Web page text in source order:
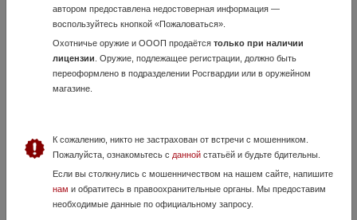
МР-18МН 223Rem
18 Июля, в 07:36
автором предоставлена недостоверная информация —
воспользуйтесь кнопкой «Пожаловаться».
Охотничье оружие и ОООП продаётся только при наличии
лицензии . Оружие, подлежащее регистрации, должно быть
переоформлено в подразделении Росгвардии или в оружейном
магазине.
К сожалению, никто не застрахован от встречи с мошенником.
Пожалуйста, ознакомьтесь с даннойстатьёй и будьте бдительны.
Если вы столкнулись с мошенничеством на нашем сайте, напишите
нам и обратитесь в правоохранительные органы. Мы предоставим
необходимые данные по официальному запросу.